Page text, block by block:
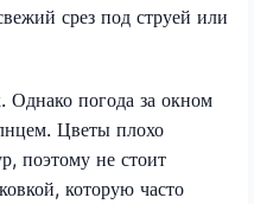
срез под струей или
погода за окном
Цветы плохо
поэтому не стоит
которую часто